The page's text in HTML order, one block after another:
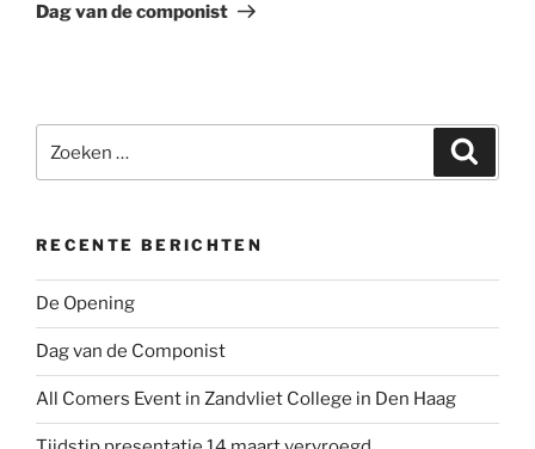
bericht
Dag van de componist
naar:
RECENTE BERICHTEN
De Opening
Dag van de Componist
All Comers Event in Zandvliet College in Den Haag